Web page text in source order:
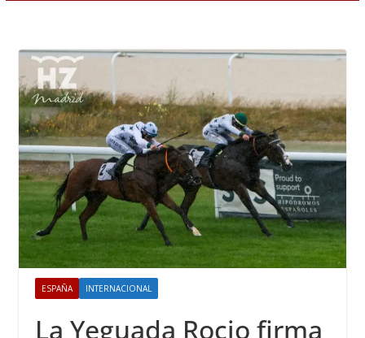
ESPAÑA INTERNACIONAL
La Yeguada Rocio firma